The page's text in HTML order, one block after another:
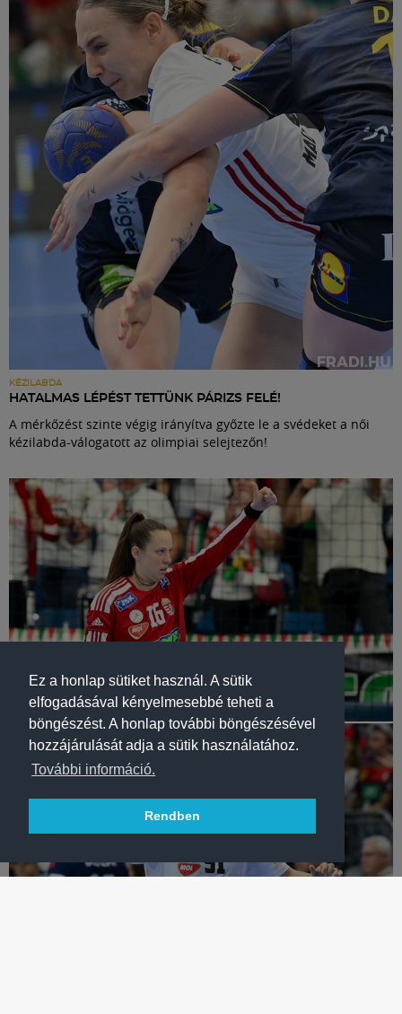
Ez a honlap sütiket használ. A sütik
elfogadásával kényelmesebbé teheti a
böngészést. A honlap további böngészésével
hozzájárulását adja a sütik használatához.
További információ.
Rendben
KÉZILABDA
HATALMAS LÉPÉST TETTÜNK PÁRIZS FELÉ!
A mérkőzést szinte végig irányítva győzte le a svédeket a női
kézilabda-válogatott az olimpiai selejtezőn!